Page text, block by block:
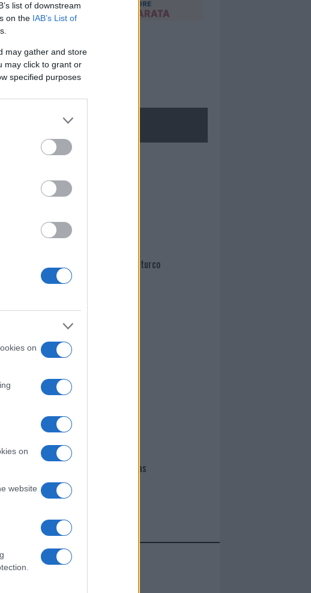
list of downstream
on the IAB’s List of
may gather and store
may click to grant or
specified purposes
on
on
website
NECROLOGIE
Martina Agostina Diturco
I nostri cari
I nostri cari
Giovannimaria Cabras